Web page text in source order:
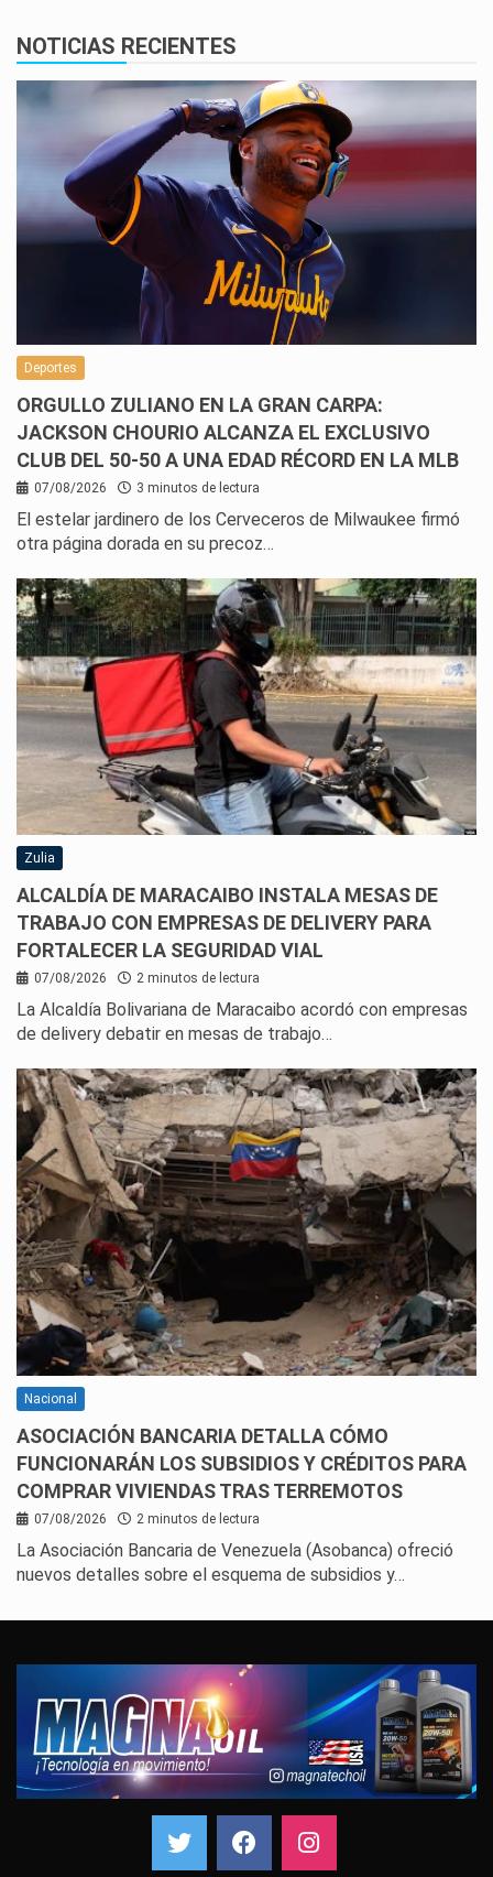
NOTICIAS RECIENTES
Deportes
ORGULLO ZULIANO EN LA GRAN CARPA:
JACKSON CHOURIO ALCANZA EL EXCLUSIVO
CLUB DEL 50-50 A UNA EDAD RÉCORD EN LA MLB
07/08/2026 3 minutos de lectura
El estelar jardinero de los Cerveceros de Milwaukee firmó
otra página dorada en su precoz…
Zulia
ALCALDÍA DE MARACAIBO INSTALA MESAS DE
TRABAJO CON EMPRESAS DE DELIVERY PARA
FORTALECER LA SEGURIDAD VIAL
07/08/2026 2 minutos de lectura
La Alcaldía Bolivariana de Maracaibo acordó con empresas
de delivery debatir en mesas de trabajo…
Nacional
ASOCIACIÓN BANCARIA DETALLA CÓMO
FUNCIONARÁN LOS SUBSIDIOS Y CRÉDITOS PARA
COMPRAR VIVIENDAS TRAS TERREMOTOS
07/08/2026 2 minutos de lectura
La Asociación Bancaria de Venezuela (Asobanca) ofreció
nuevos detalles sobre el esquema de subsidios y…